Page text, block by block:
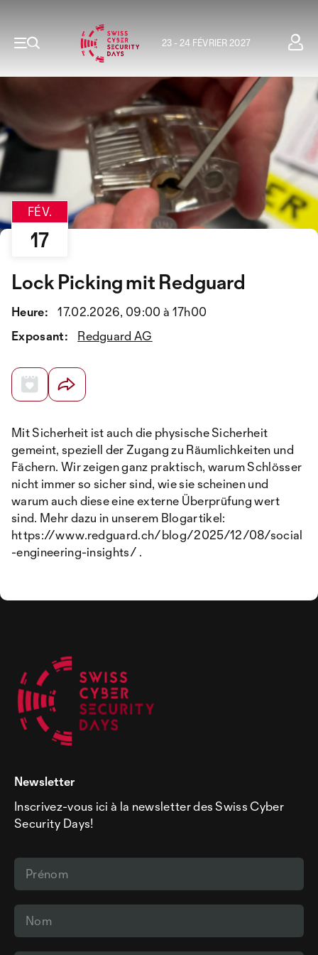
23 - 24 FÉVRIER 2027
FÉV.
17
Lock Picking mit Redguard
Heure:
17.02.2026, 09:00 à 17h00
Exposant:
Redguard AG
Mit Sicherheit ist auch die physische Sicherheit
gemeint, speziell der Zugang zu Räumlichkeiten und
Fächern. Wir zeigen ganz praktisch, warum Schlösser
nicht immer so sicher sind, wie sie scheinen und
warum auch diese eine externe Überprüfung wert
sind. Mehr dazu in unserem Blogartikel:
https://www.redguard.ch/blog/2025/12/08/social
-engineering-insights/ .
Newsletter
Inscrivez-vous ici à la newsletter des Swiss Cyber
Security Days!